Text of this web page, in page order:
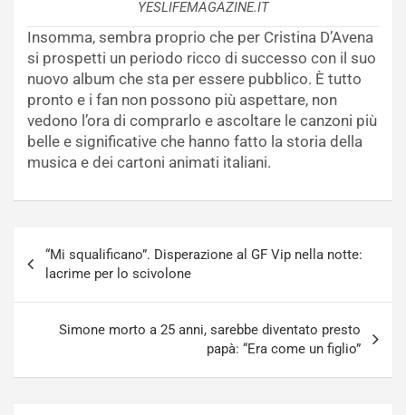
YESLIFEMAGAZINE.IT
Insomma, sembra proprio che per Cristina D’Avena
si prospetti un periodo ricco di successo con il suo
nuovo album che sta per essere pubblico. È tutto
pronto e i fan non possono più aspettare, non
vedono l’ora di comprarlo e ascoltare le canzoni più
belle e significative che hanno fatto la storia della
musica e dei cartoni animati italiani.
articoli
“Mi squalificano”. Disperazione al GF Vip nella notte:
lacrime per lo scivolone
Simone morto a 25 anni, sarebbe diventato presto
papà: “Era come un figlio”